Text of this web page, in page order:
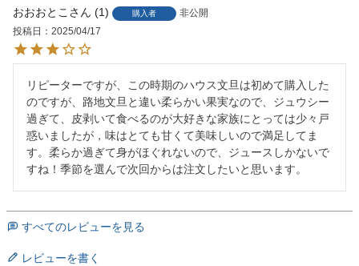
おおおとこ 1 購入者
非公開
投稿日
2025/04/17
リピーターですが、この時期のハウス文旦は初めて購入した
のですが、路地文旦と違い柔らかい果実なので、ジュウシー
過ぎて、皮剥いて食べるのが大好きな家族にとっては少々戸
惑いましたが，味はとても甘くて美味しいので満足してま
す。柔らか過ぎて身がほぐれないので、ジュースしかないで
すね！季節を選んで次回からは注文したいと思います。
すべてのレビューを見る
レビューを書く